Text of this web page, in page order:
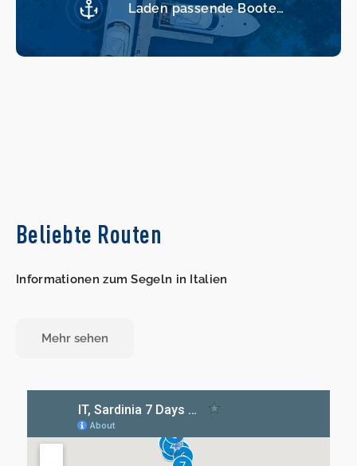
Laden passende Boote…
Beliebte Routen
Informationen zum Segeln in Italien
Mehr sehen